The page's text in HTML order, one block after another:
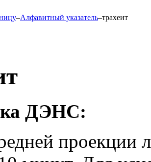
–Алфавитный указатель–трахеит
ДЭНС:
проекции